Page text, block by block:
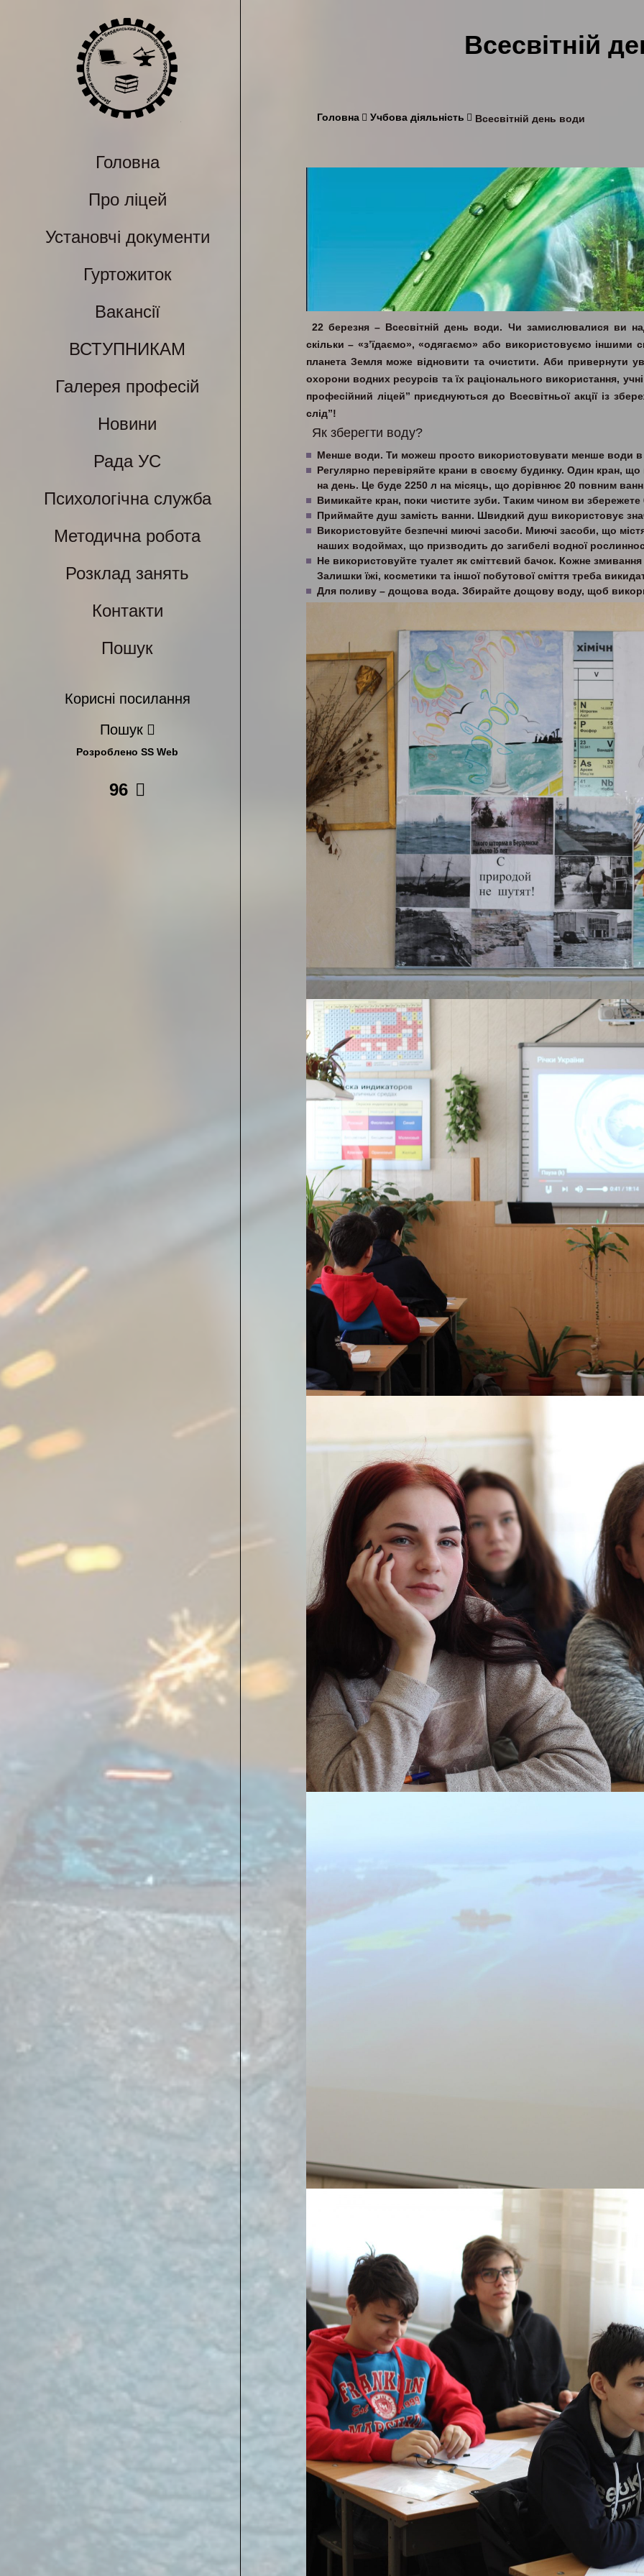
Головна
Про ліцей
Установчі документи
Гуртожиток
Вакансії
ВСТУПНИКАМ
Галерея професій
Новини
Рада УС
Психологічна служба
Методична робота
Розклад занять
Контакти
Пошук
Корисні посилання
Пошук
Розроблено SS Web
96
Всесвітній
Головна Учбова діяльність Всесвітній день води
22 березня – Всесвітній день води. Чи замислювалися ви
скільки – «з’їдаємо», «одягаємо» або використовуємо
планета Земля може відновити та очистити. Аби привернути
охорони водних ресурсів та їх раціонального використання,
професійний ліцей” приєднуються до Всесвітньої акції із
слід”!
Як зберегти воду?
Менше води. Ти можеш просто використовувати менше води в
Регулярно перевіряйте крани в своєму будинку. Один кран, що
на день. Це буде 2250 л на місяць, що дорівнює 20 повним
Вимикайте кран, поки чистите зуби. Таким чином ви збережете
Приймайте душ замість ванни. Швидкий душ використовує
Використовуйте безпечні миючі засоби. Миючі засоби, що
наших водоймах, що призводить до загибелі водної
Не використовуйте туалет як сміттєвий бачок. Кожне змивання
Залишки їжі, косметики та іншої побутової сміття треба
Для поливу – дощова вода. Збирайте дощову воду, щоб